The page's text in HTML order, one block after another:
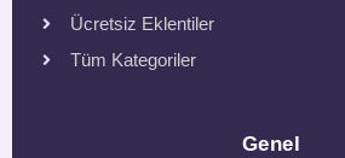
Ücretsiz Eklentiler
Tüm Kategoriler
Genel